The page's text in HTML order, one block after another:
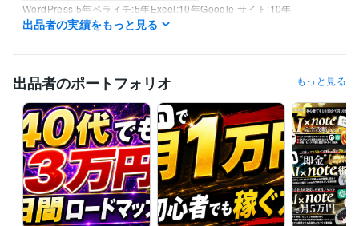
WordPress:5年ペライチ:5年Excel:10年Google サイト:10年
Google スプレッドシート:15年Google スライド:15年
PowerPoint:10年Word:10年Adobe Analytics:10年
Yahoo!タグマネージャー:10年ChatGPT:3年
Adobe Photoshop:16年Figma:10年
得意分野
Web制作・HP作成・EC構築 サムネイル画像、ロゴ、LP制作
Webデザイン
出品者の実績をもっと見る
出品者のポートフォリオ もっと見る